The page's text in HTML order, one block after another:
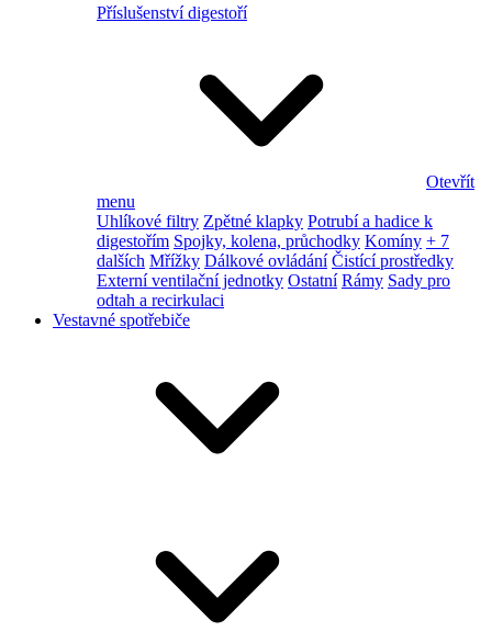
Příslušenství digestoří
Otevřít
menu
Uhlíkové filtry Zpětné klapky Potrubí a hadice k
digestořím Spojky, kolena, průchodky Komíny + 7
dalších Mřížky Dálkové ovládání Čistící prostředky
Externí ventilační jednotky Ostatní Rámy Sady pro
odtah a recirkulaci
Vestavné spotřebiče